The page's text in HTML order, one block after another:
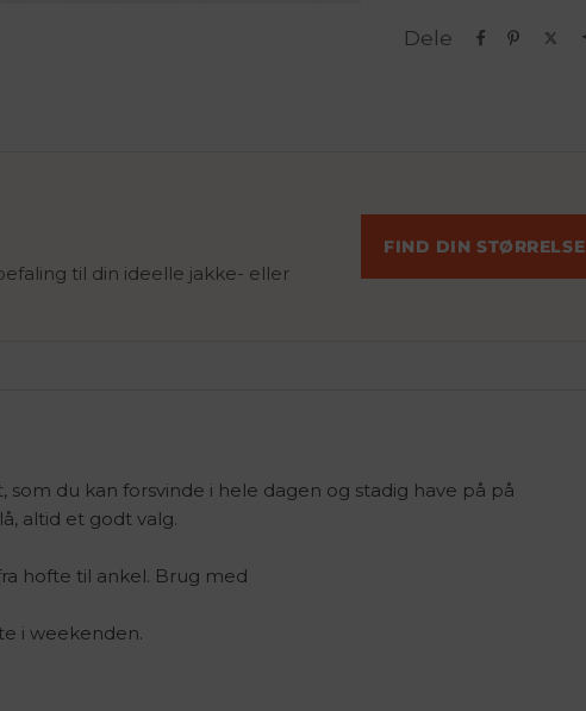
Dele
til din ideelle jakke- eller
FIND DIN STØRRELSE
som du kan forsvinde i hele dagen og stadig have på på
altid et godt valg.
hofte til ankel. Brug med
i weekenden.